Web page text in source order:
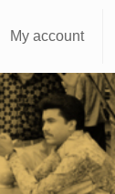
My account